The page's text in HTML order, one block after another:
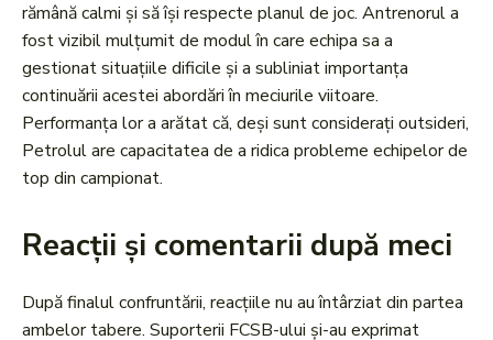
rămână calmi și să își respecte planul de joc. Antrenorul a
fost vizibil mulțumit de modul în care echipa sa a
gestionat situațiile dificile și a subliniat importanța
continuării acestei abordări în meciurile viitoare.
Performanța lor a arătat că, deși sunt considerați outsideri,
Petrolul are capacitatea de a ridica probleme echipelor de
top din campionat.
Reacții și comentarii după meci
După finalul confruntării, reacțiile nu au întârziat din partea
ambelor tabere. Suporterii FCSB-ului și-au exprimat